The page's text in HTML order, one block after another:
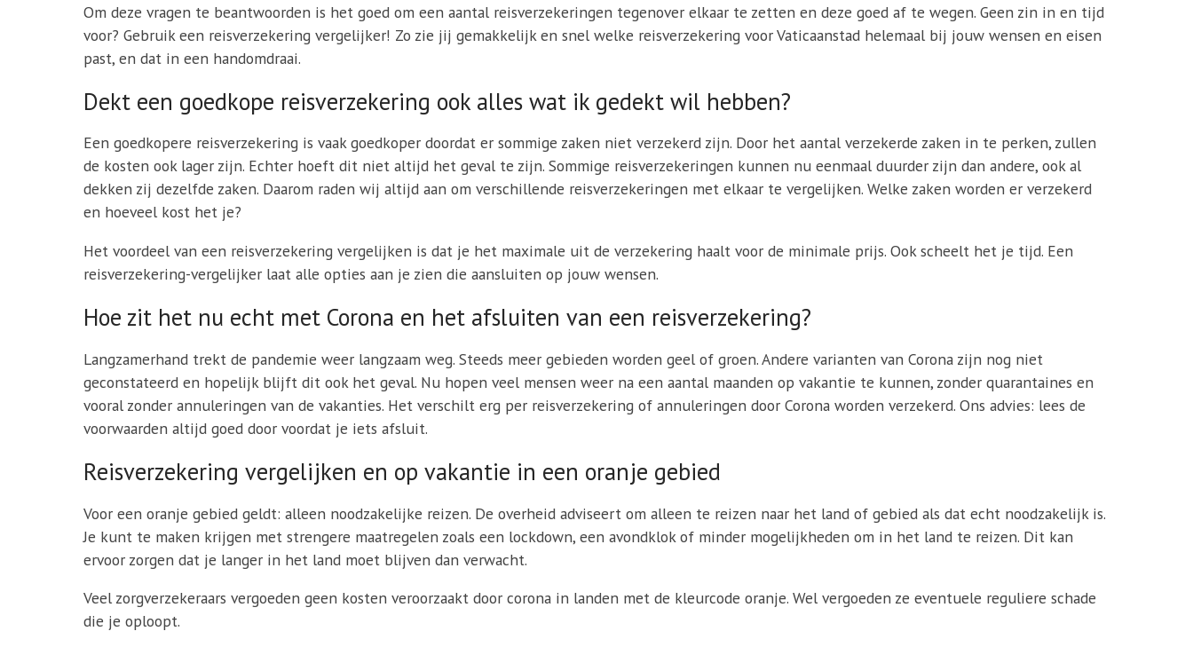
Om deze vragen te beantwoorden is het goed om een aantal reisverzekeringen tegenover elkaar te zetten en deze goed af te wegen. Geen zin in en tijd
voor? Gebruik een reisverzekering vergelijker! Zo zie jij gemakkelijk en snel welke reisverzekering voor Vaticaanstad helemaal bij jouw wensen en eisen
past, en dat in een handomdraai.
Dekt een goedkope reisverzekering ook alles wat ik gedekt wil hebben?
Een goedkopere reisverzekering is vaak goedkoper doordat er sommige zaken niet verzekerd zijn. Door het aantal verzekerde zaken in te perken, zullen
de kosten ook lager zijn. Echter hoeft dit niet altijd het geval te zijn. Sommige reisverzekeringen kunnen nu eenmaal duurder zijn dan andere, ook al
dekken zij dezelfde zaken. Daarom raden wij altijd aan om verschillende reisverzekeringen met elkaar te vergelijken. Welke zaken worden er verzekerd
en hoeveel kost het je?
Het voordeel van een reisverzekering vergelijken is dat je het maximale uit de verzekering haalt voor de minimale prijs. Ook scheelt het je tijd. Een
reisverzekering-vergelijker laat alle opties aan je zien die aansluiten op jouw wensen.
Hoe zit het nu echt met Corona en het afsluiten van een reisverzekering?
Langzamerhand trekt de pandemie weer langzaam weg. Steeds meer gebieden worden geel of groen. Andere varianten van Corona zijn nog niet
geconstateerd en hopelijk blijft dit ook het geval. Nu hopen veel mensen weer na een aantal maanden op vakantie te kunnen, zonder quarantaines en
vooral zonder annuleringen van de vakanties. Het verschilt erg per reisverzekering of annuleringen door Corona worden verzekerd. Ons advies: lees de
voorwaarden altijd goed door voordat je iets afsluit.
Reisverzekering vergelijken en op vakantie in een oranje gebied
Voor een oranje gebied geldt: alleen noodzakelijke reizen. De overheid adviseert om alleen te reizen naar het land of gebied als dat echt noodzakelijk is.
Je kunt te maken krijgen met strengere maatregelen zoals een lockdown, een avondklok of minder mogelijkheden om in het land te reizen. Dit kan
ervoor zorgen dat je langer in het land moet blijven dan verwacht.
Veel zorgverzekeraars vergoeden geen kosten veroorzaakt door corona in landen met de kleurcode oranje. Wel vergoeden ze eventuele reguliere schade
die je oploopt.